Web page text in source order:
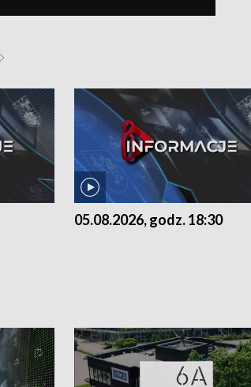
05.08.2026, godz. 18:30